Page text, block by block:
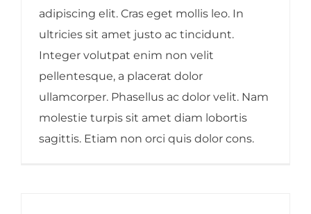
adipiscing elit. Cras eget mollis leo. In
ultricies sit amet justo ac tincidunt.
Integer volutpat enim non velit
pellentesque, a placerat dolor
ullamcorper. Phasellus ac dolor velit. Nam
molestie turpis sit amet diam lobortis
sagittis. Etiam non orci quis dolor cons.